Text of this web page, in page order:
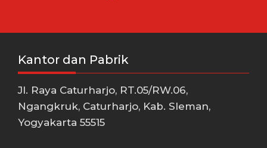
Kantor dan Pabrik
Jl. Raya Caturharjo, RT.05/RW.06,
Ngangkruk, Caturharjo, Kab. Sleman,
Yogyakarta 55515